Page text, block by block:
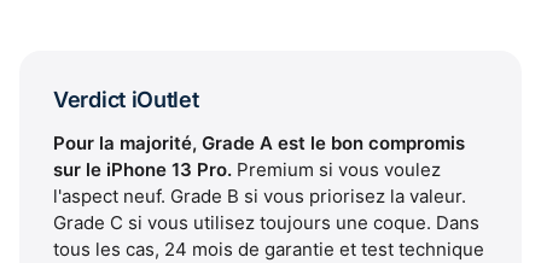
Verdict iOutlet
Pour la majorité, Grade A est le bon compromis
sur le iPhone 13 Pro. Premium si vous voulez
l'aspect neuf. Grade B si vous priorisez la valeur.
Grade C si vous utilisez toujours une coque. Dans
tous les cas, 24 mois de garantie et test technique